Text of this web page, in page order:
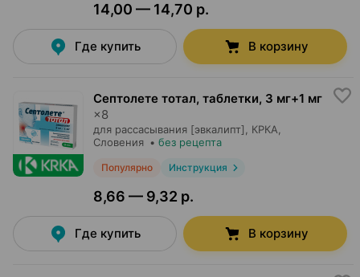
14,00 — 14,70 р.
Где купить В корзину
Септолете тотал, таблетки, 3 мг+1 мг
×8
для рассасывания [эвкалипт], КРКА
Словения • без рецепта
Популярно Инструкция
8,66 — 9,32 р.
Где купить В корзину